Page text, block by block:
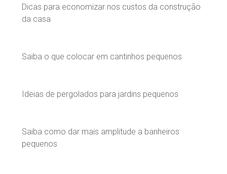
Dicas para economizar nos custos da construção
da casa
Saiba o que colocar em cantinhos pequenos
Ideias de pergolados para jardins pequenos
Saiba como dar mais amplitude a banheiros
pequenos